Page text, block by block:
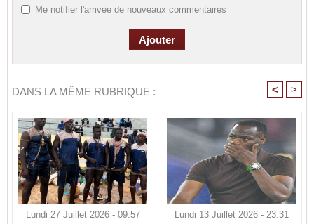
Me notifier l'arrivée de nouveaux commentaires
DANS LA MÊME RUBRIQUE : < >
Lundi 27 Juillet 2026 - 09:57 Lundi 13 Juillet 2026 - 23:31